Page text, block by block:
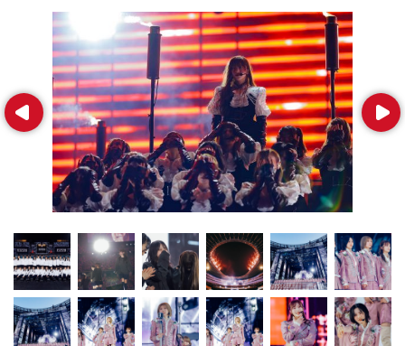
Prev Next